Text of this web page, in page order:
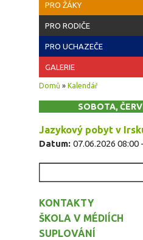
PRO ŽÁKY
PRO RODIČE
PRO UCHAZEČE
GALERIE
Jste zde
Domů » Kalendář
SOBOTA,
Jazykový pobyt v
Datum: 07.06.2026 08:00 -
KONTAKTY
ŠKOLA V MÉDIÍCH
SUPLOVÁNÍ